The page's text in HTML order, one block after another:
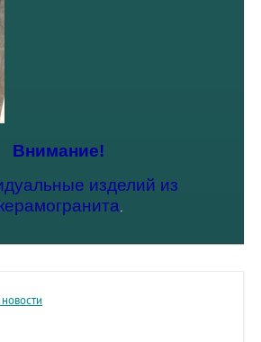
Внимание!
изделий из
новости